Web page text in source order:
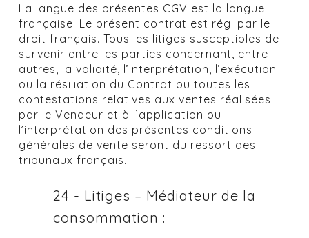
La langue des présentes CGV est la langue
française. Le présent contrat est régi par le
droit français. Tous les litiges susceptibles de
survenir entre les parties concernant, entre
autres, la validité, l’interprétation, l’exécution
ou la résiliation du Contrat ou toutes les
contestations relatives aux ventes réalisées
par le Vendeur et à l’application ou
l’interprétation des présentes conditions
générales de vente seront du ressort des
tribunaux français.
24 - Litiges – Médiateur de la
consommation :